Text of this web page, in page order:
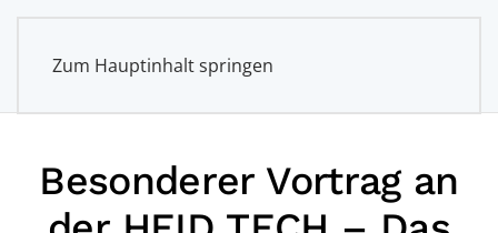
Zum Hauptinhalt springen
Besonderer Vortrag an